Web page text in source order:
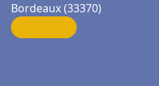
Bordeaux (33370)